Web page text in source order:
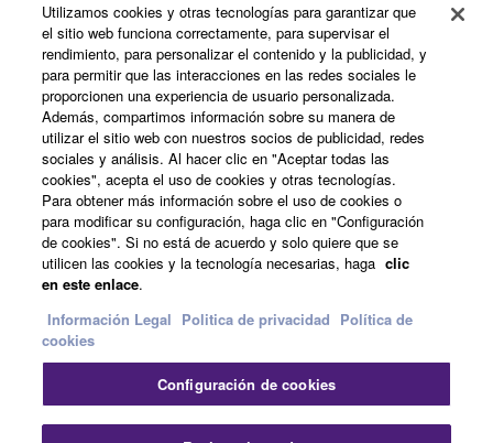
Acerca de Yamaha
España - Spanish
Empresa
Contacte con nosotrosTerminos de uso
Politica de privacidadPolítica de cookies
Información Legal
Utilizamos cookies y otras tecnologías para garantizar que
el sitio web funciona correctamente, para supervisar el
rendimiento, para personalizar el contenido y la publicidad, y
para permitir que las interacciones en las redes sociales le
proporcionen una experiencia de usuario personalizada.
Además, compartimos información sobre su manera de
utilizar el sitio web con nuestros socios de publicidad, redes
sociales y análisis. Al hacer clic en "Aceptar todas las
cookies", acepta el uso de cookies y otras tecnologías.
Para obtener más información sobre el uso de cookies o
para modificar su configuración, haga clic en "Configuración
de cookies". Si no está de acuerdo y solo quiere que se
utilicen las cookies y la tecnología necesarias, haga clic
en este enlace.
Información Legal Politica de privacidad Política de
cookies
Configuración de cookies